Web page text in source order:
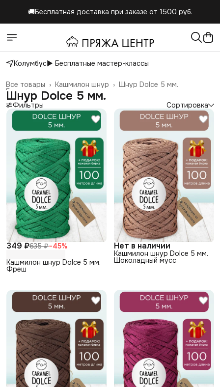
🚚Бесплатная доставка при заказе от 1500 руб.
Колумбус▶️ Бесплатные мастер-классы
Шнур Dolce 5 мм.
Кашмилон шнур ›
Все товары ›
Главная
Шнур Dolce 5 мм.
Фильтры Сортировка
349 ₽635 ₽−45%
Кашмилон шнур Dolce 5 мм.
Фреш
Нет в наличии
Кашмилон шнур Dolce 5 мм.
Шоколадный мусс